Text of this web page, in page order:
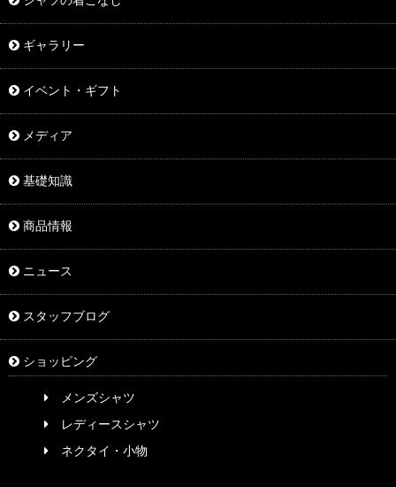
ギャラリー
イベント・ギフト
メディア
基礎知識
商品情報
ニュース
スタッフブログ
ショッピング
メンズシャツ
レディースシャツ
ネクタイ・小物